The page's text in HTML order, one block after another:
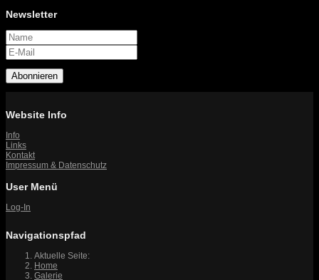
Newsletter
Abonnieren
Website Info
Info
Links
Kontakt
Impressum & Datenschutz
User Menü
Log-In
Navigationspfad
Aktuelle Seite:
Home
Galerie